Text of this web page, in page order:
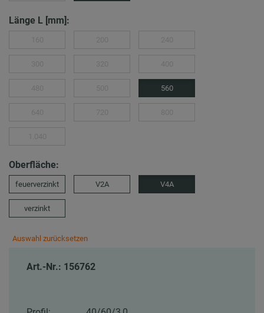
Länge L [mm]:
560
Oberfläche:
feuerverzinkt V2A V4A
verzinkt
Auswahl zurücksetzen
Art.-Nr.: 156762